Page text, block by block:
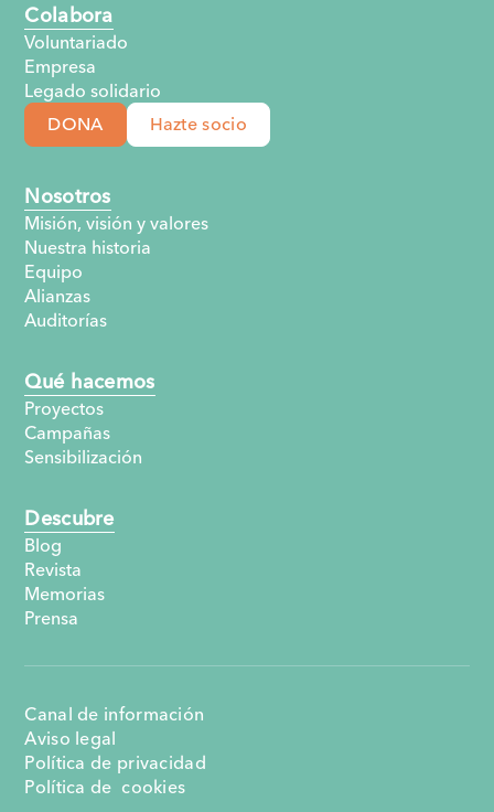
Nosotros
Misión, visión y valores
Nuestra historia
Equipo
Alianzas
Auditorías
Qué hacemos
Proyectos
Campañas
Sensibilización
Descubre
Blog
Revista
Memorias
Prensa
Colabora
Voluntariado
Empresa
Legado solidario
DONA Hazte socio
Canal de información
Aviso legal
Política de privacidad
Política de cookies